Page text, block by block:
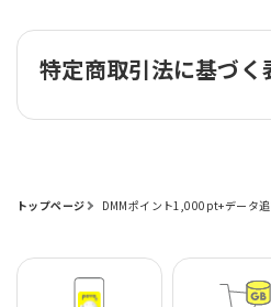
特定商取引法に基づく
トップページ DMMポイント1,000pt+データ